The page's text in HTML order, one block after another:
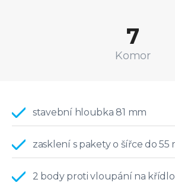
7
Komor
stavební hloubka 81 mm
zasklení s pakety o šířce do 55
2 body proti vloupání na křídlo